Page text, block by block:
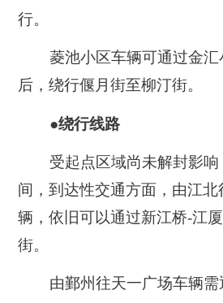
行。
菱池小区车辆可通过金
后，绕行偃月街至柳汀街。
●绕行线路
受起点区域尚未解封影
间，到达性交通方面，由江
辆，依旧可以通过新江桥-江
街。
由鄞州往天一广场车辆